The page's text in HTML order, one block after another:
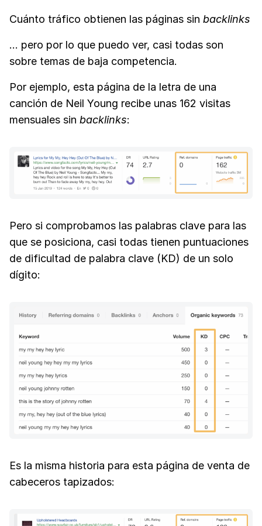
Cuánto tráfico obtienen las páginas sin backlinks
... pero por lo que puedo ver, casi todas son
sobre temas de baja competencia.
Por ejemplo, esta página de la letra de una
canción de Neil Young recibe unas 162 visitas
mensuales sin backlinks:
Pero si comprobamos las palabras clave para las
que se posiciona, casi todas tienen puntuaciones
de dificultad de palabra clave (KD) de un solo
dígito:
Es la misma historia para esta página de venta de
cabeceros tapizados: